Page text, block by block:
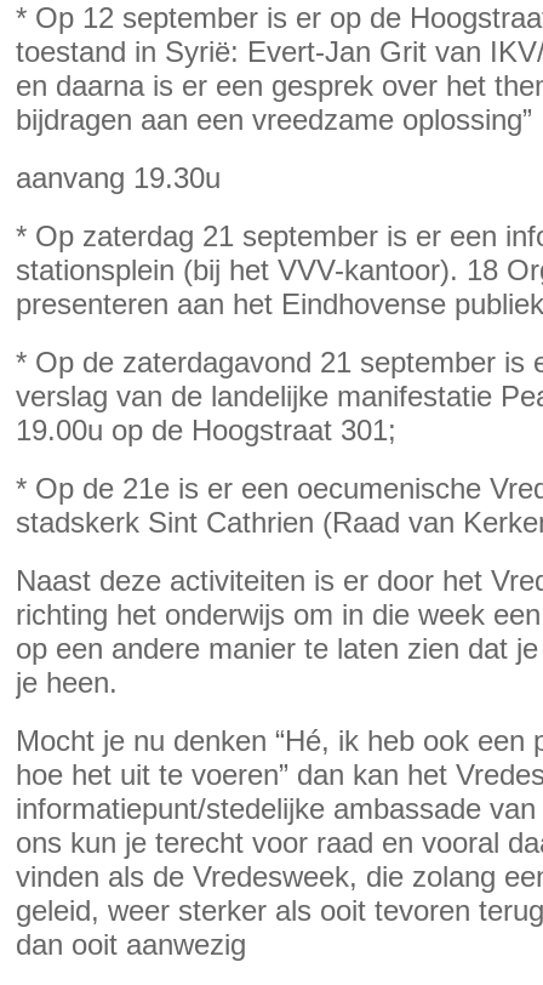
* Op 12 september is er op de
toestand in Syrië: Evert-Jan Grit van
en daarna is er een gesprek over het
bijdragen aan een vreedzame oplossing”
aanvang 19.30u
* Op zaterdag 21 september is er een
stationsplein (bij het VVV-kantoor). 18
presenteren aan het Eindhovense
* Op de zaterdagavond 21 september is
verslag van de landelijke manifestatie
19.00u op de Hoogstraat 301;
* Op de 21e is er een oecumenische
stadskerk Sint Cathrien (Raad van
Naast deze activiteiten is er door het
richting het onderwijs om in die week
op een andere manier te laten zien dat
je heen.
Mocht je nu denken “Hé, ik heb ook een
hoe het uit te voeren” dan kan het
informatiepunt/stedelijke ambassade
ons kun je terecht voor raad en vooral
vinden als de Vredesweek, die zolang
geleid, weer sterker als ooit tevoren
dan ooit aanwezig